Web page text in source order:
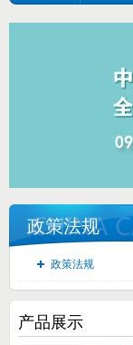
政策法规
政策法规
产品展示